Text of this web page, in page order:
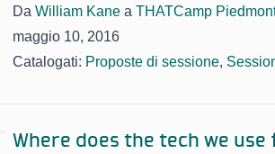
Da William Kane a THATCamp
maggio 10, 2016
Catalogati: Proposte di sessione,
Where does the tech we use